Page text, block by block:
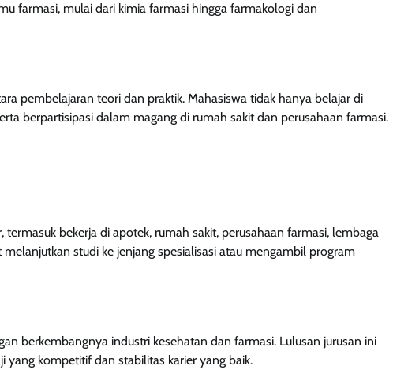
farmasi, mulai dari kimia farmasi hingga farmakologi dan
pembelajaran teori dan praktik. Mahasiswa tidak hanya belajar di
berpartisipasi dalam magang di rumah sakit dan perusahaan farmasi.
bekerja di apotek, rumah sakit, perusahaan farmasi, lembaga
studi ke jenjang spesialisasi atau mengambil program
berkembangnya industri kesehatan dan farmasi. Lulusan jurusan ini
yang kompetitif dan stabilitas karier yang baik.